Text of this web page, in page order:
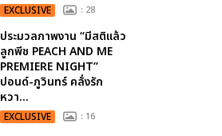
EXCLUSIVE : 28
ประมวลภาพงาน “มีสติแล้ว
ลูกพีช PEACH AND ME
PREMIERE NIGHT”
ปอนด์-ภูวินทร์ คลั่งรัก
หวา...
EXCLUSIVE : 16